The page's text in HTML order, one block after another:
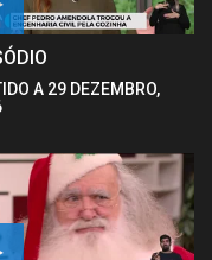
A 29 DEZEMBRO,